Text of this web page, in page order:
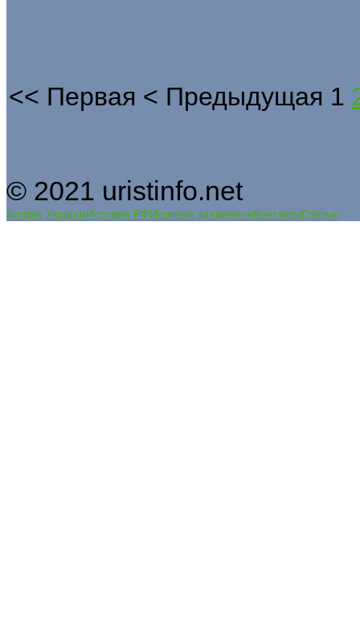
<< Первая < Предыдущая 1
© 2021 uristinfo.net
Історія УкраїниИстория РФИсковые заявленияКонтактыСтатьи